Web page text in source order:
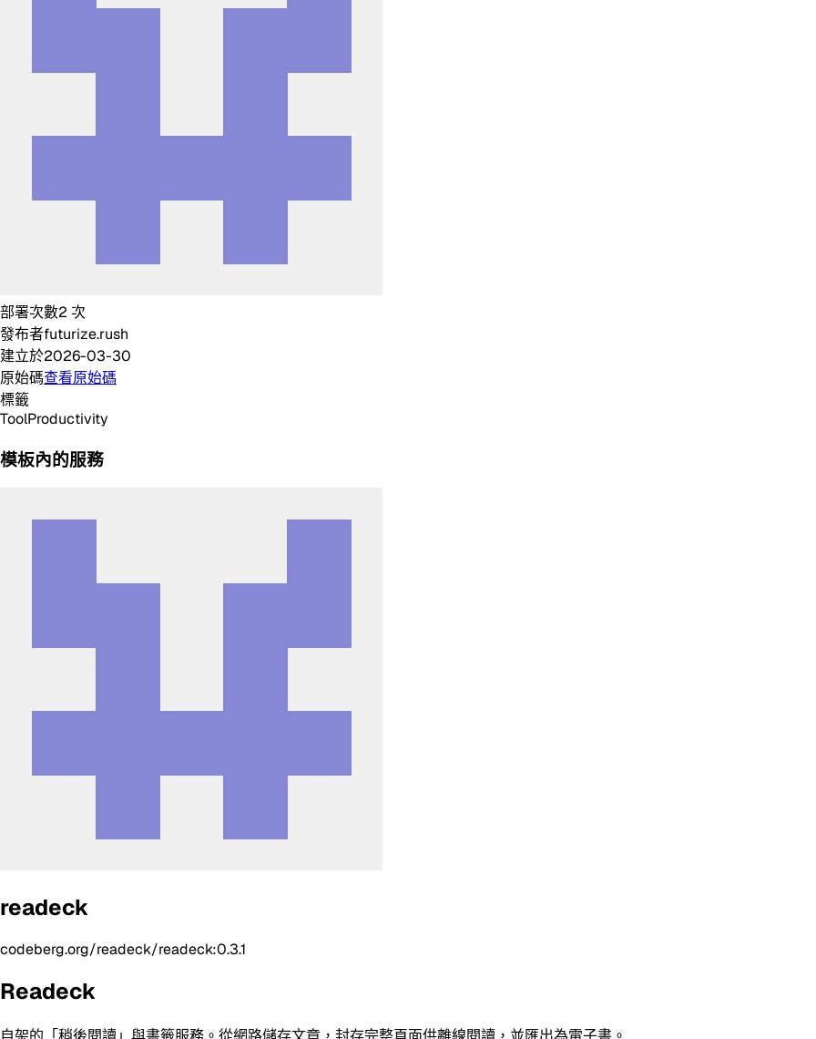
部署次數2 次
發布者futurize.rush
建立於2026-03-30
原始碼查看原始碼
標籤
ToolProductivity
模板內的服務
readeck
codeberg.org/readeck/readeck:0.3.1
Readeck